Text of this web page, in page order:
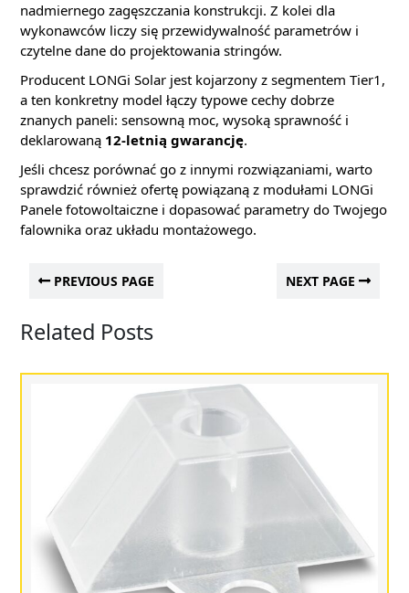
nadmiernego zagęszczania konstrukcji. Z kolei dla
wykonawców liczy się przewidywalność parametrów i
czytelne dane do projektowania stringów.
Producent LONGi Solar jest kojarzony z segmentem Tier1,
a ten konkretny model łączy typowe cechy dobrze
znanych paneli: sensowną moc, wysoką sprawność i
deklarowaną 12-letnią gwarancję.
Jeśli chcesz porównać go z innymi rozwiązaniami, warto
sprawdzić również ofertę powiązaną z modułami LONGi
Panele fotowoltaiczne i dopasować parametry do Twojego
falownika oraz układu montażowego.
PREVIOUS PAGE NEXT PAGE
Related Posts